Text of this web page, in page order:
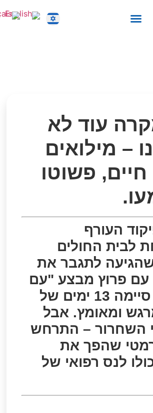
עוד לא
– מילואים
חיים, פשוטו
העורף
לבית החולים
שהגיעה לתגבר את
עם פרוץ מבצע "עם
כלביא", סיימה 13 ימים של
ומאומץ. אבל
השחרור – התרחש
שהפך את
לנס רפואי של